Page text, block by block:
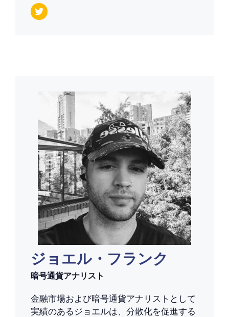
ジョエル・フランク
暗号通貨アナリスト
金融市場および暗号通貨アナリストとして
実績のあるジョエルは、分散化を促進する